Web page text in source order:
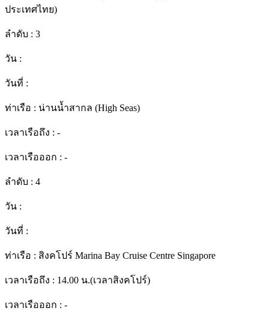
ประเทศไทย)
ลำดับ : 3
วัน :
วันที่ :
ท่าเรือ : น่านน้ำสากล (High Seas)
เวลาเรือถึง : -
เวลาเรือออก : -
ลำดับ : 4
วัน :
วันที่ :
ท่าเรือ : สิงคโปร์ Marina Bay Cruise Centre Singapore
เวลาเรือถึง : 14.00 น.(เวลาสิงคโปร์)
เวลาเรือออก : -